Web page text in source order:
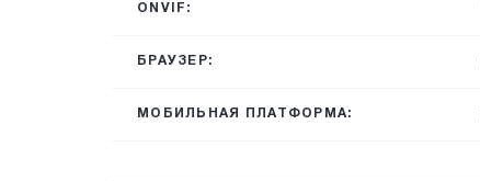
ONVIF:
БРАУЗЕР:
МОБИЛЬНАЯ ПЛАТФОРМА: